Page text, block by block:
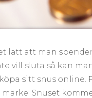
lätt att man
vill sluta så kan
sitt snus online.
Snuset